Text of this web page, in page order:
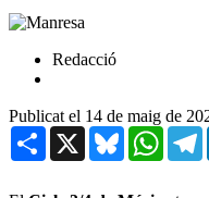
Redacció
Publicat el 14 de maig de
Share X Bluesky